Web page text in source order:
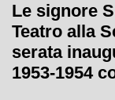
Le signore
Teatro alla
serata
1953-1954